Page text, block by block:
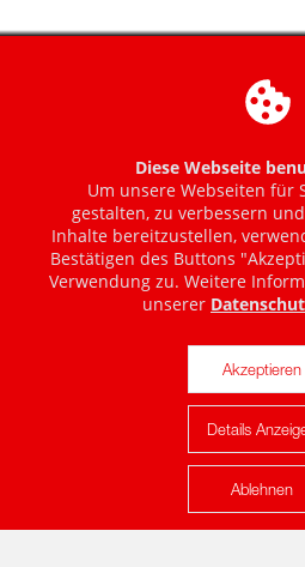
Karte
Diese Webseite
Um unsere Webseiten für
gestalten, zu verbessern
Inhalte bereitzustellen,
Bestätigen des Buttons
Verwendung zu. Weitere
unserer
Akzeptieren
Details
Ablehnen